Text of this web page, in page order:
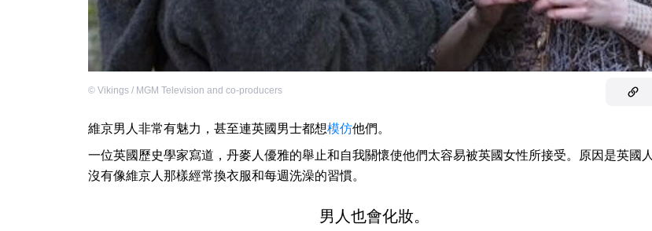
© Vikings / MGM Television and co-producers
維京男人非常有魅力，甚至連英國男士都想模仿他們。
一位英國歷史學家寫道，丹麥人優雅的舉止和自我關懷使他們太容易被英國女性所接受。原因是英國人
沒有像維京人那樣經常換衣服和每週洗澡的習慣。
男人也會化妝。